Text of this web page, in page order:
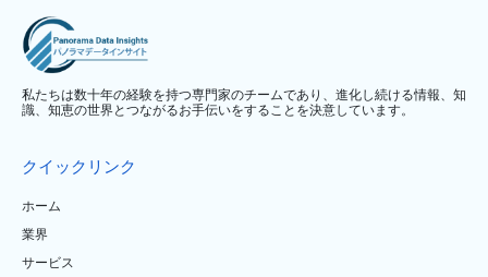
私たちは数十年の経験を持つ専門家のチームであり、進化し続ける情報、知
識、知恵の世界とつながるお手伝いをすることを決意しています。
クイックリンク
ホーム
業界
サービス